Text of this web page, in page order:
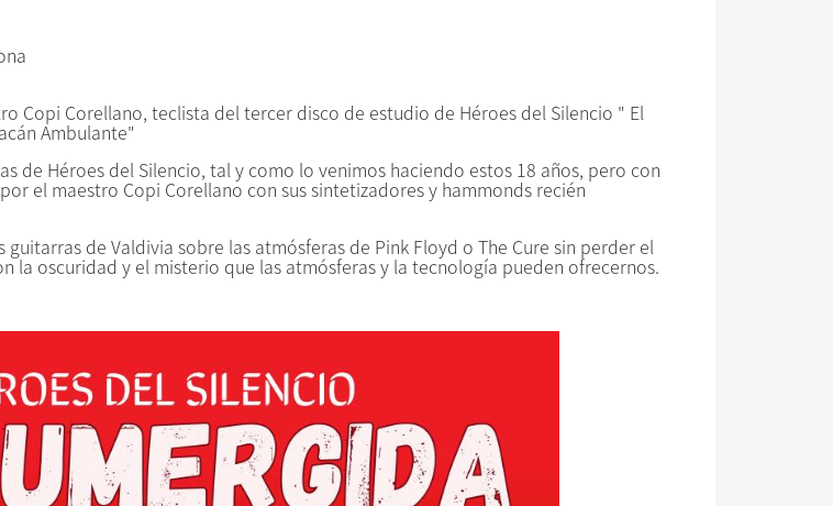
Copi Corellano, teclista del tercer disco de estudio de Héroes del Silencio " El
Ambulante"
de Héroes del Silencio, tal y como lo venimos haciendo estos 18 años, pero con
el maestro Copi Corellano con sus sintetizadores y hammonds recién
de Valdivia sobre las atmósferas de Pink Floyd o The Cure sin perder el
la oscuridad y el misterio que las atmósferas y la tecnología pueden ofrecernos.